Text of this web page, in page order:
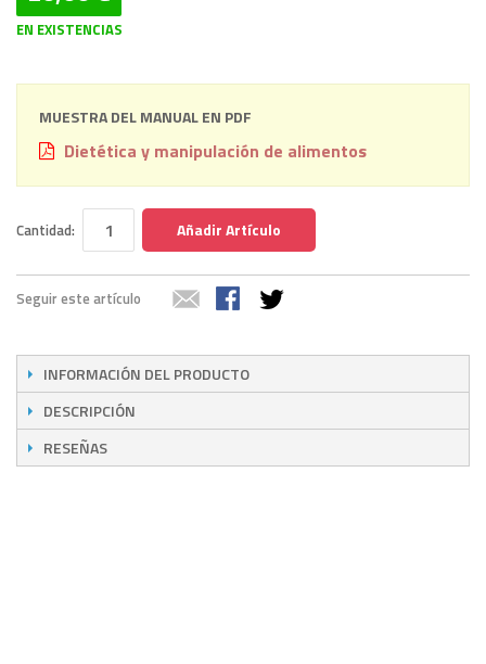
EN EXISTENCIAS
MUESTRA DEL MANUAL EN PDF
Dietética y manipulación de alimentos
Cantidad: Añadir Artículo
Seguir este artículo
INFORMACIÓN DEL PRODUCTO
DESCRIPCIÓN
RESEÑAS